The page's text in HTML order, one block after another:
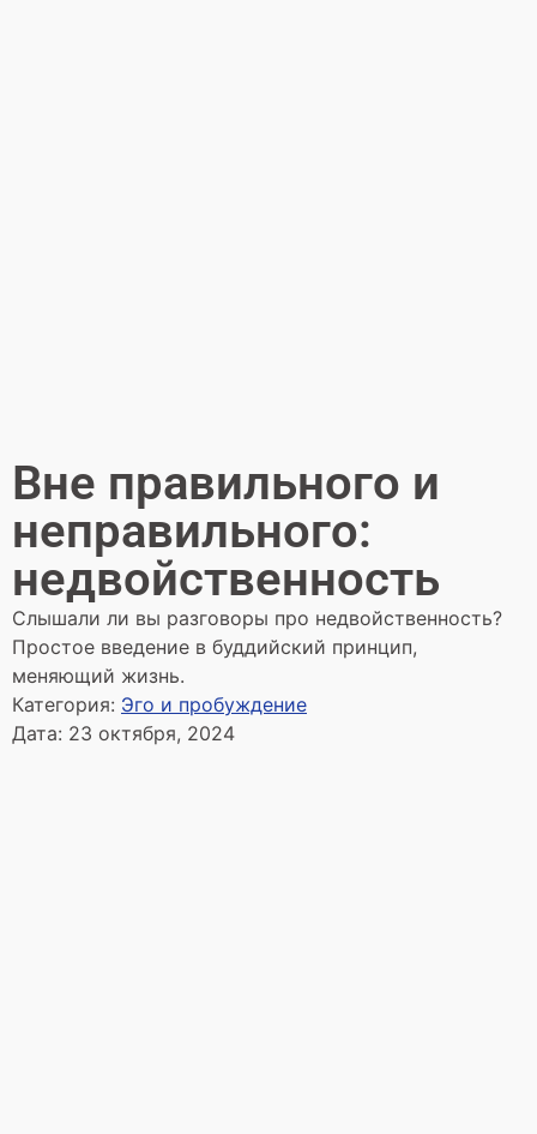
Вне правильного и
неправильного:
недвойственность
Слышали ли вы разговоры про недвойственность?
Простое введение в буддийский принцип,
меняющий жизнь.
Категория: Эго и пробуждение
Дата: 23 октября, 2024